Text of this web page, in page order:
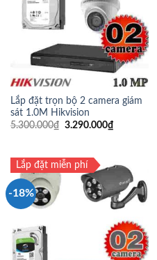
Lắp đặt trọn bộ 2 camera giám
sát 1.0M Hikvision
5.300.000₫ 3.290.000₫
-18%
Lắp đặt miễn phí